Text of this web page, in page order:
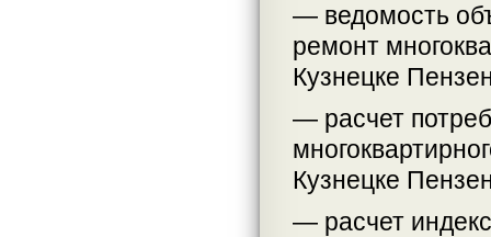
— ведомость
ремонт
Кузнецке
— расчет
Кузнецке
— расчет